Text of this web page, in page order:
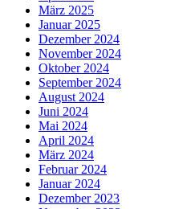
März 2025
Januar 2025
Dezember 2024
November 2024
Oktober 2024
September 2024
August 2024
Juni 2024
Mai 2024
April 2024
März 2024
Februar 2024
Januar 2024
Dezember 2023